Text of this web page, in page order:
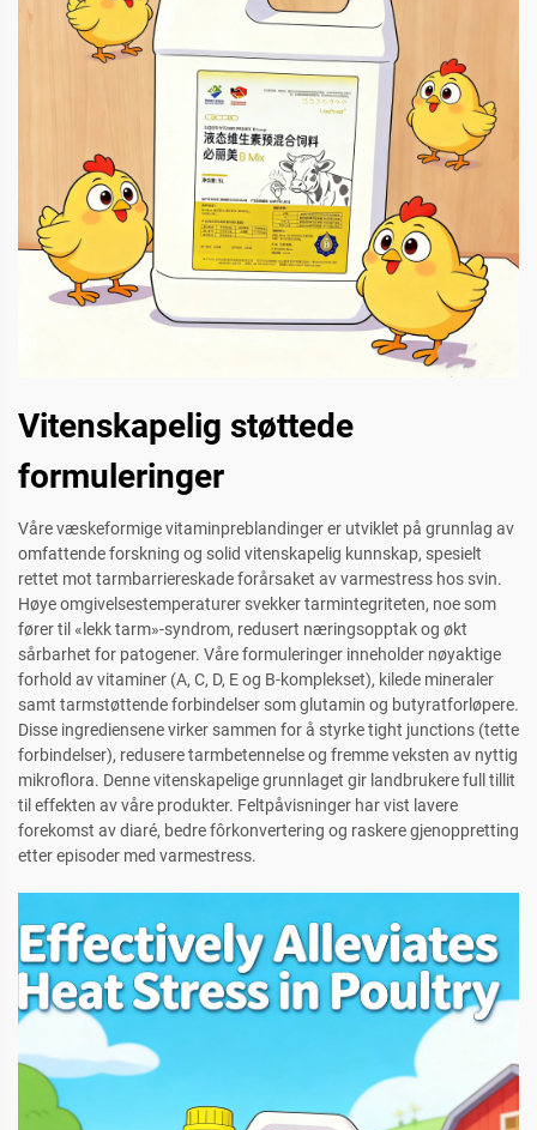
Vitenskapelig støttede
formuleringer
Våre væskeformige vitaminpreblandinger er utviklet på grunnlag av
omfattende forskning og solid vitenskapelig kunnskap, spesielt
rettet mot tarmbarriereskade forårsaket av varmestress hos svin.
Høye omgivelsestemperaturer svekker tarmintegriteten, noe som
fører til «lekk tarm»-syndrom, redusert næringsopptak og økt
sårbarhet for patogener. Våre formuleringer inneholder nøyaktige
forhold av vitaminer (A, C, D, E og B-komplekset), kilede mineraler
samt tarmstøttende forbindelser som glutamin og butyratforløpere.
Disse ingrediensene virker sammen for å styrke tight junctions (tette
forbindelser), redusere tarmbetennelse og fremme veksten av nyttig
mikroflora. Denne vitenskapelige grunnlaget gir landbrukere full tillit
til effekten av våre produkter. Feltpåvisninger har vist lavere
forekomst av diaré, bedre fôrkonvertering og raskere gjenoppretting
etter episoder med varmestress.